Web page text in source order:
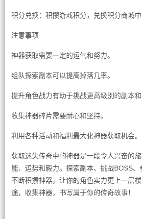
积分兑换：积攒游戏积分，兑换积分商城中
注意事项
神器获取需要一定的运气和努力。
组队探索副本可以提高掉落几率。
提升角色战力有助于挑战更高级别的副本和
收集神器碎片需要耐心和坚持。
利用各种活动和福利最大化神器获取机会。
获取迷失传奇中的神器是一段令人兴奋的
能、运势和毅力。探索副本、挑战BOSS、
不断积攒神器，让你的角色实力更上一层
途，收集神器，书写属于你的传奇故事！